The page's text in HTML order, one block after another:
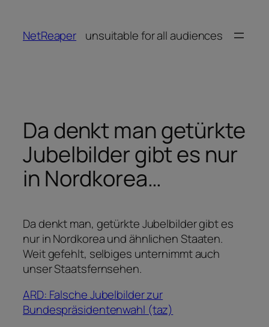
springen
NetReaper unsuitable for all audiences
Da denkt man getürkte
Jubelbilder gibt es nur
in Nordkorea…
Da denkt man, getürkte Jubelbilder gibt es
nur in Nordkorea und ähnlichen Staaten.
Weit gefehlt, selbiges unternimmt auch
unser Staatsfernsehen.
ARD: Falsche Jubelbilder zur
Bundespräsidentenwahl (taz)